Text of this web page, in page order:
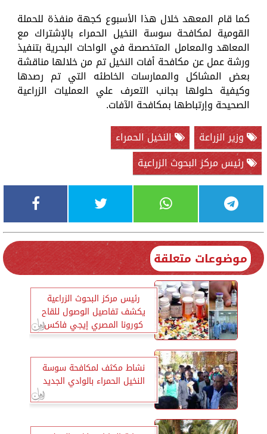
كما قام المعهد خلال هذا الأسبوع كجهة منفذة للحملة
القومية لمكافحة سوسة النخيل الحمراء بالإشتراك مع
المعاهد والمعامل المتخصصة في الواحات البحرية بتنفيذ
ورشة عمل عن مكافحة أفات النخيل تم من خلالها مناقشة
بعض المشاكل والممارسات الخاطئه التي تم رصدها
وكيفية حلولها بجانب التعرف علي العمليات الزراعية
الصحيحة وإرتباطها بمكافحة الآفات.
وزير الزراعة
النخيل الحمراء
رئيس مركز البحوث الزراعية
موضوعات متعلقة
رئيس مركز البحوث الزراعية
يكشف تفاصيل الوصول للقاح
كورونا المصري إيجي فاكس
نشاط مكثف لمكافحة سوسة
النخيل الحمراء بالوادي الجديد